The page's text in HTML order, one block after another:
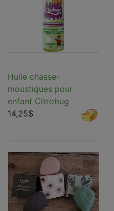
Huile chasse-
moustiques pour
enfant Citrobug
14,25$